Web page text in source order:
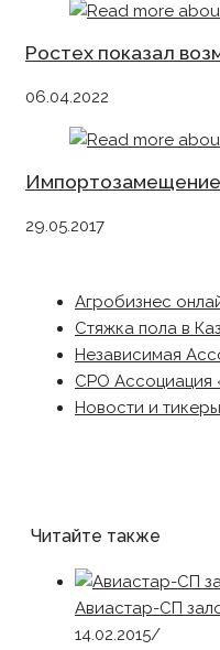
Ростех показал
06.04.2022
Импортозамещение
29.05.2017
Агробизнес
Стяжка пола в
Независимая
СРО Ассоциация
Новости и
Читайте также
Авиастар-СП
14.02.2015/